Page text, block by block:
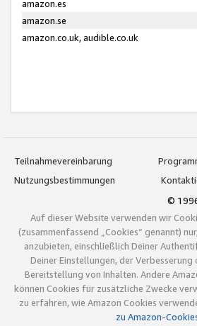
amazon.es
amazon.se
amazon.co.uk, audible.co.uk
Teilnahmevereinbarung
Nutzungsbestimmungen
©
Auf dieser Website verwenden wir
(zusammenfassend „Cookies“ genannt)
anzubieten, einschließlich Deiner
Deiner Einstellungen, der Verbesserung
Bereitstellung von Inhalten. Andere
können Cookies für zusätzliche Zwecke
zu erfahren, wie Amazon Cookies
zu Amazon-